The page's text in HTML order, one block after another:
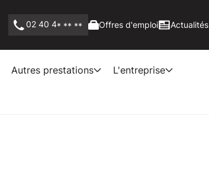
02 40 4* ** ** Offres d'emploi Actualités
Autres prestations
L'entreprise